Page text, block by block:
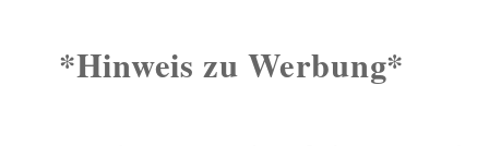
*Hinweis zu Werbung*